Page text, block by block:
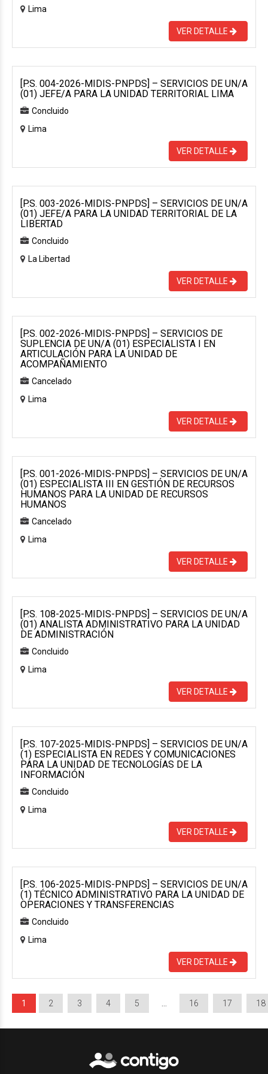
Lima
VER DETALLE
[P.S. 004-2026-MIDIS-PNPDS] – SERVICIOS DE UN/A
(01) JEFE/A PARA LA UNIDAD TERRITORIAL LIMA
Concluido
Lima
VER DETALLE
[P.S. 003-2026-MIDIS-PNPDS] – SERVICIOS DE UN/A
(01) JEFE/A PARA LA UNIDAD TERRITORIAL DE LA
LIBERTAD
Concluido
La Libertad
VER DETALLE
[P.S. 002-2026-MIDIS-PNPDS] – SERVICIOS DE
SUPLENCIA DE UN/A (01) ESPECIALISTA I EN
ARTICULACIÓN PARA LA UNIDAD DE
ACOMPAÑAMIENTO
Cancelado
Lima
VER DETALLE
[P.S. 001-2026-MIDIS-PNPDS] – SERVICIOS DE UN/A
(01) ESPECIALISTA III EN GESTIÓN DE RECURSOS
HUMANOS PARA LA UNIDAD DE RECURSOS
HUMANOS
Cancelado
Lima
VER DETALLE
[P.S. 108-2025-MIDIS-PNPDS] – SERVICIOS DE UN/A
(01) ANALISTA ADMINISTRATIVO PARA LA UNIDAD
DE ADMINISTRACIÓN
Concluido
Lima
VER DETALLE
[P.S. 107-2025-MIDIS-PNPDS] – SERVICIOS DE UN/A
(1) ESPECIALISTA EN REDES Y COMUNICACIONES
PARA LA UNIDAD DE TECNOLOGÍAS DE LA
INFORMACIÓN
Concluido
Lima
VER DETALLE
[P.S. 106-2025-MIDIS-PNPDS] – SERVICIOS DE UN/A
(1) TÉCNICO ADMINISTRATIVO PARA LA UNIDAD DE
OPERACIONES Y TRANSFERENCIAS
Concluido
Lima
VER DETALLE
1 2 3 4 5 16 17 18